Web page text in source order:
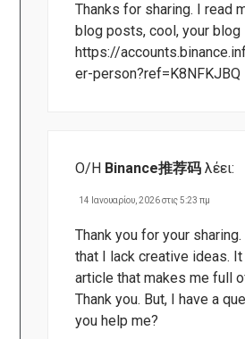
Thanks for sharing. I read
blog posts, cool, your blog
https://
er-person?ref=K8NFKJBQ
Ο/Η Binance推荐码 λέει:
14 Ιανουαρίου, 2026 στις 5:23 πμ
Thank you for your
that I lack creative ideas.
article that makes me full
Thank you. But, I have a
you help me?